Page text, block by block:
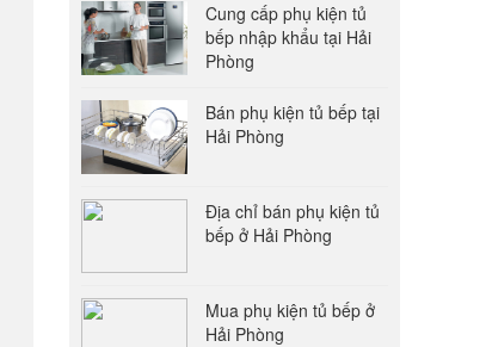
Cung cấp phụ kiện tủ
bếp nhập khẩu tại Hải
Phòng
Bán phụ kiện tủ bếp tại
Hải Phòng
Địa chỉ bán phụ kiện tủ
bếp ở Hải Phòng
Mua phụ kiện tủ bếp ở
Hải Phòng